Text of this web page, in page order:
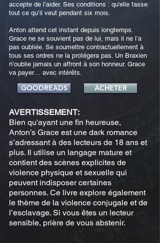
accepte de l’aider. Ses conditions : qu'elle fasse
tout ce qu’il veut pendant six mois.
Anton attend cet instant depuis longtemps.
Grace ne se souvient pas de lui, mais il ne l’a
pas oubliée. Se soumettre contractuellement à
tous ses ordres ne la protégera pas. Un Braxien
n’oublie jamais un affront à son honneur. Grace
va payer… avec intérêts.
GOODREADS ACHETER
AVERTISSEMENT:
Bien qu'ayant une fin heureuse,
Anton’s Grace est une dark romance
s’adressant à des lecteurs de 18 ans et
plus. Il utilise un langage mature et
contient des scènes explicites de
violence physique et sexuelle qui
peuvent indisposer certaines
personnes. Ce livre explore également
le thème de la violence conjugale et de
l’esclavage. Si vous êtes un lecteur
sensible, prière de vous abstenir.